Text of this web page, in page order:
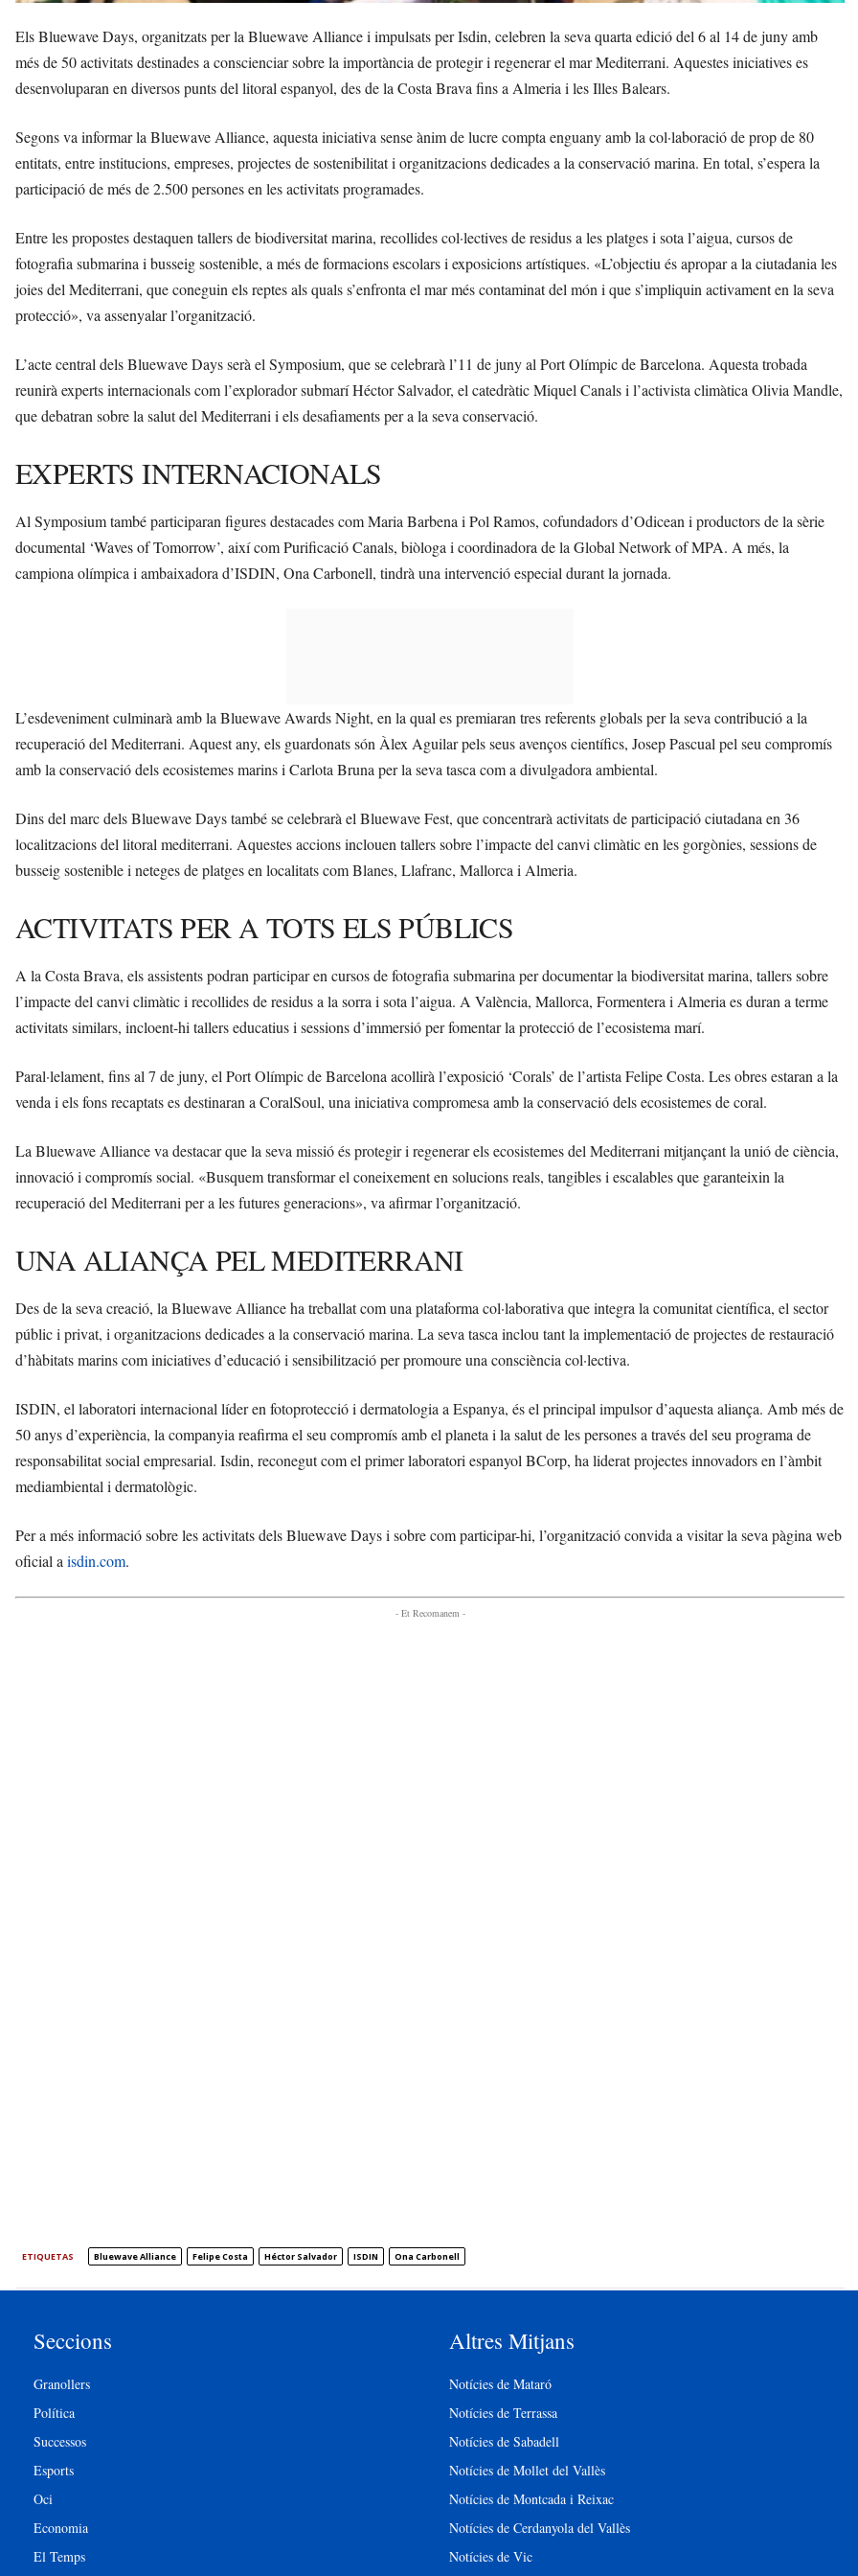
Els Bluewave Days, organitzats per la Bluewave Alliance i impulsats per Isdin, celebren la seva quarta edició del 6 al 14 de juny amb
més de 50 activitats destinades a conscienciar sobre la importància de protegir i regenerar el mar Mediterrani. Aquestes iniciatives es
desenvoluparan en diversos punts del litoral espanyol, des de la Costa Brava fins a Almeria i les Illes Balears.
Segons va informar la Bluewave Alliance, aquesta iniciativa sense ànim de lucre compta enguany amb la col·laboració de prop de 80
entitats, entre institucions, empreses, projectes de sostenibilitat i organitzacions dedicades a la conservació marina. En total, s’espera la
participació de més de 2.500 persones en les activitats programades.
Entre les propostes destaquen tallers de biodiversitat marina, recollides col·lectives de residus a les platges i sota l’aigua, cursos de
fotografia submarina i busseig sostenible, a més de formacions escolars i exposicions artístiques. «L’objectiu és apropar a la ciutadania les
joies del Mediterrani, que coneguin els reptes als quals s’enfronta el mar més contaminat del món i que s’impliquin activament en la seva
protecció», va assenyalar l’organització.
L’acte central dels Bluewave Days serà el Symposium, que se celebrarà l’11 de juny al Port Olímpic de Barcelona. Aquesta trobada
reunirà experts internacionals com l’explorador submarí Héctor Salvador, el catedràtic Miquel Canals i l’activista climàtica Olivia Mandle,
que debatran sobre la salut del Mediterrani i els desafiaments per a la seva conservació.
EXPERTS INTERNACIONALS
Al Symposium també participaran figures destacades com Maria Barbena i Pol Ramos, cofundadors d’Odicean i productors de la sèrie
documental ‘Waves of Tomorrow’, així com Purificació Canals, biòloga i coordinadora de la Global Network of MPA. A més, la
campiona olímpica i ambaixadora d’ISDIN, Ona Carbonell, tindrà una intervenció especial durant la jornada.
L’esdeveniment culminarà amb la Bluewave Awards Night, en la qual es premiaran tres referents globals per la seva contribució a la
recuperació del Mediterrani. Aquest any, els guardonats són Àlex Aguilar pels seus avenços científics, Josep Pascual pel seu compromís
amb la conservació dels ecosistemes marins i Carlota Bruna per la seva tasca com a divulgadora ambiental.
Dins del marc dels Bluewave Days també se celebrarà el Bluewave Fest, que concentrarà activitats de participació ciutadana en 36
localitzacions del litoral mediterrani. Aquestes accions inclouen tallers sobre l’impacte del canvi climàtic en les gorgònies, sessions de
busseig sostenible i neteges de platges en localitats com Blanes, Llafranc, Mallorca i Almeria.
ACTIVITATS PER A TOTS ELS PÚBLICS
A la Costa Brava, els assistents podran participar en cursos de fotografia submarina per documentar la biodiversitat marina, tallers sobre
l’impacte del canvi climàtic i recollides de residus a la sorra i sota l’aigua. A València, Mallorca, Formentera i Almeria es duran a terme
activitats similars, incloent-hi tallers educatius i sessions d’immersió per fomentar la protecció de l’ecosistema marí.
Paral·lelament, fins al 7 de juny, el Port Olímpic de Barcelona acollirà l’exposició ‘Corals’ de l’artista Felipe Costa. Les obres estaran a la
venda i els fons recaptats es destinaran a CoralSoul, una iniciativa compromesa amb la conservació dels ecosistemes de coral.
La Bluewave Alliance va destacar que la seva missió és protegir i regenerar els ecosistemes del Mediterrani mitjançant la unió de ciència,
innovació i compromís social. «Busquem transformar el coneixement en solucions reals, tangibles i escalables que garanteixin la
recuperació del Mediterrani per a les futures generacions», va afirmar l’organització.
UNA ALIANÇA PEL MEDITERRANI
Des de la seva creació, la Bluewave Alliance ha treballat com una plataforma col·laborativa que integra la comunitat científica, el sector
públic i privat, i organitzacions dedicades a la conservació marina. La seva tasca inclou tant la implementació de projectes de restauració
d’hàbitats marins com iniciatives d’educació i sensibilització per promoure una consciència col·lectiva.
ISDIN, el laboratori internacional líder en fotoprotecció i dermatologia a Espanya, és el principal impulsor d’aquesta aliança. Amb més de
50 anys d’experiència, la companyia reafirma el seu compromís amb el planeta i la salut de les persones a través del seu programa de
responsabilitat social empresarial. Isdin, reconegut com el primer laboratori espanyol BCorp, ha liderat projectes innovadors en l’àmbit
mediambiental i dermatològic.
Per a més informació sobre les activitats dels Bluewave Days i sobre com participar-hi, l’organització convida a visitar la seva pàgina web
oficial a isdin.com.
- Et Recomanem -
ETIQUETAS Bluewave Alliance Felipe Costa Héctor Salvador ISDIN Ona Carbonell
Seccions
Granollers
Política
Successos
Esports
Oci
Economia
El Temps
Altres Mitjans
Notícies de Mataró
Notícies de Terrassa
Notícies de Sabadell
Notícies de Mollet del Vallès
Notícies de Montcada i Reixac
Notícies de Cerdanyola del Vallès
Notícies de Vic